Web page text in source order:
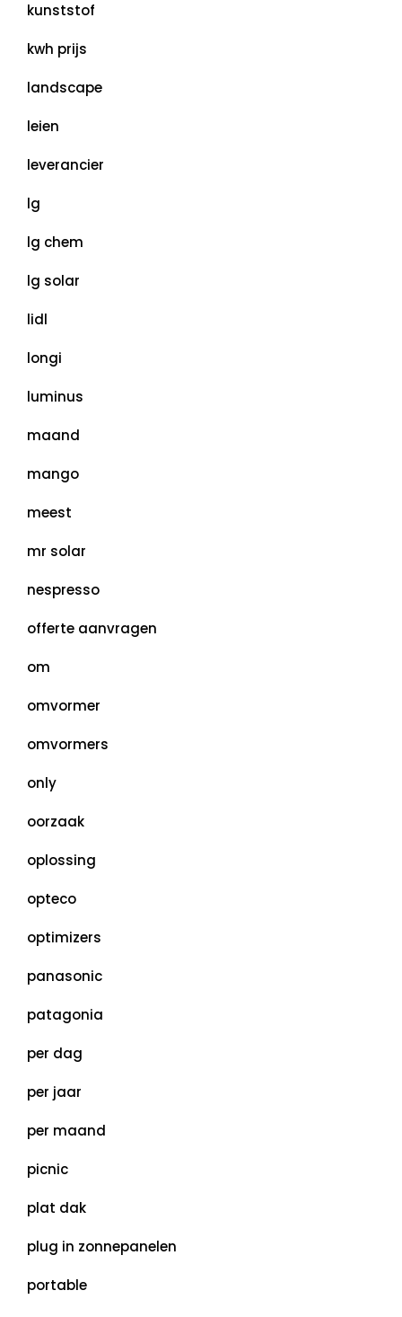
kunststof
kwh prijs
landscape
leien
leverancier
lg
lg chem
lg solar
lidl
longi
luminus
maand
mango
meest
mr solar
nespresso
offerte aanvragen
om
omvormer
omvormers
only
oorzaak
oplossing
opteco
optimizers
panasonic
patagonia
per dag
per jaar
per maand
picnic
plat dak
plug in zonnepanelen
portable